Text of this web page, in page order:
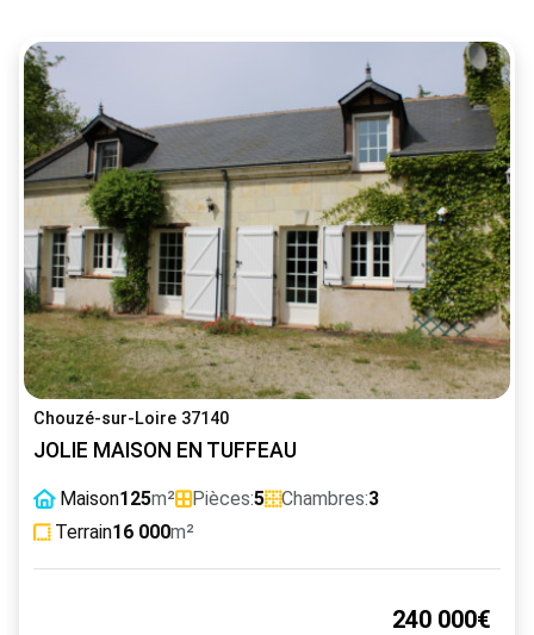
Chouzé-sur-Loire 37140
JOLIE MAISON EN TUFFEAU
Maison125m² Pièces:5 Chambres:3
Terrain16 000m²
240 000€